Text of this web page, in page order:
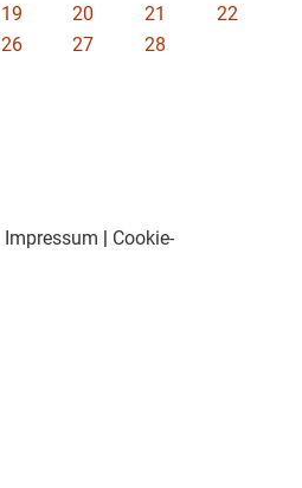
19 20 21
22
26 27
28
Impressum | Cookie-